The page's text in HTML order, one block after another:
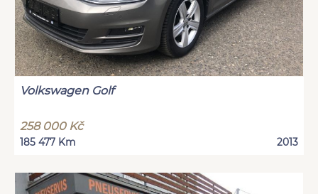
Volkswagen Golf
258 000 Kč
185 477 Km 2013